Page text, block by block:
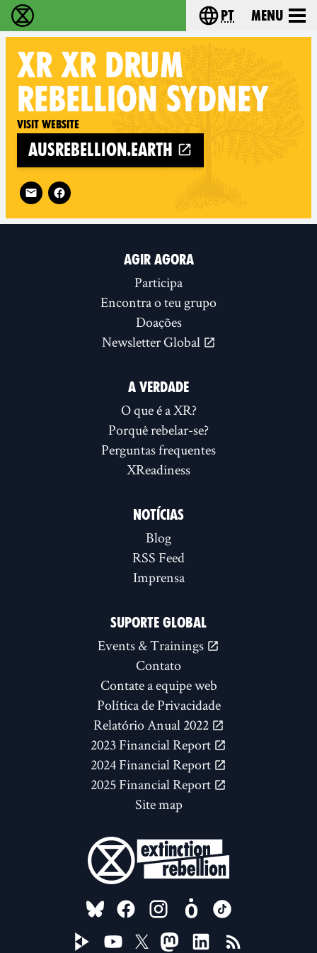
Extinction Rebellion - Home Choose your
pt Menu
XR XR DRUM
REBELLION SYDNEY
Visit website
ausrebellion.earth
Follow XR XR Drum Rebellion Sydney on
AGIR AGORA
Participa
Encontra o teu grupo
Doações
Newsletter Global
A VERDADE
O que é a XR?
Porquê rebelar-se?
Perguntas frequentes
XReadiness
NOTÍCIAS
Blog
RSS Feed
Imprensa
SUPORTE GLOBAL
Events & Trainings
Contato
Contate a equipe web
Política de Privacidade
Relatório Anual 2022
2023 Financial Report
2024 Financial Report
2025 Financial Report
Site map
FOLLOW US ON